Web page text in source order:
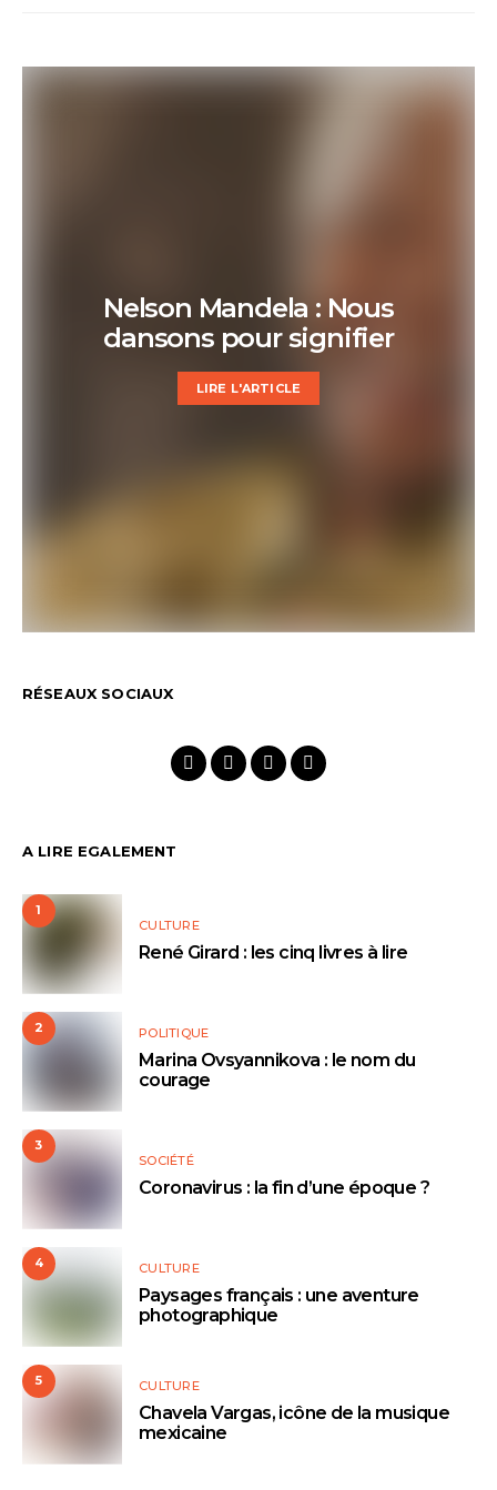
Nelson Mandela : Nous
dansons pour signifier
LIRE L'ARTICLE
RÉSEAUX SOCIAUX
A LIRE EGALEMENT
1
CULTURE
René Girard : les cinq livres à lire
2 POLITIQUE
Marina Ovsyannikova : le nom du
courage
3
SOCIÉTÉ
Coronavirus : la fin d’une époque ?
4 CULTURE
Paysages français : une aventure
photographique
5 CULTURE
Chavela Vargas, icône de la musique
mexicaine